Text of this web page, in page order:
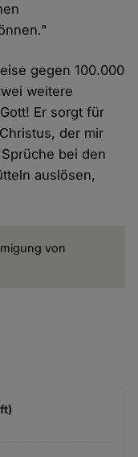
gegen 100.000
weitere
Er sorgt für
der mir
bei den
auslösen,
von